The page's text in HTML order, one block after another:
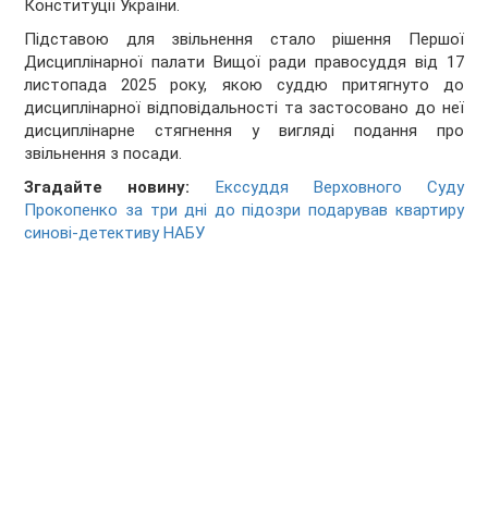
Конституції України.
Підставою для звільнення стало рішення Першої
Дисциплінарної палати Вищої ради правосуддя від 17
листопада 2025 року, якою суддю притягнуто до
дисциплінарної відповідальності та застосовано до неї
дисциплінарне стягнення у вигляді подання про
звільнення з посади.
Згадайте новину: Екссуддя Верховного Суду
Прокопенко за три дні до підозри подарував квартиру
синові-детективу НАБУ